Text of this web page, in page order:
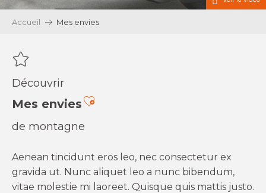
Accueil Mes envies
Découvrir
Mes enviesAjouter aux favoris
de montagne
Aenean tincidunt eros leo, nec consectetur ex
gravida ut. Nunc aliquet leo a nunc bibendum,
vitae molestie mi laoreet. Quisque quis mattis justo.